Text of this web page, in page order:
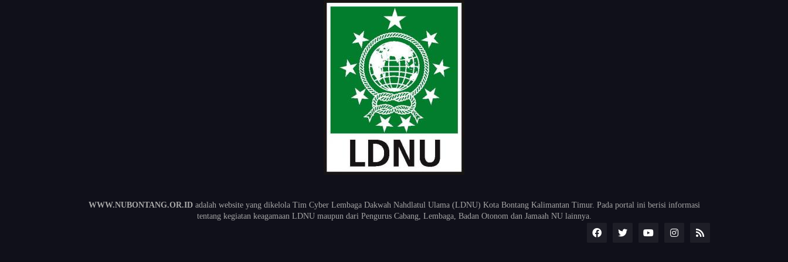
WWW.NUBONTANG.OR.IDadalah website yang dikelola Tim Cyber Lembaga Dakwah Nahdlatul Ulama (LDNU) Kota Bontang Kalimantan Timur. Pada portal ini berisi informasi
tentang kegiatan keagamaan LDNU maupun dari Pengurus Cabang, Lembaga, Badan Otonom dan Jamaah NU lainnya.